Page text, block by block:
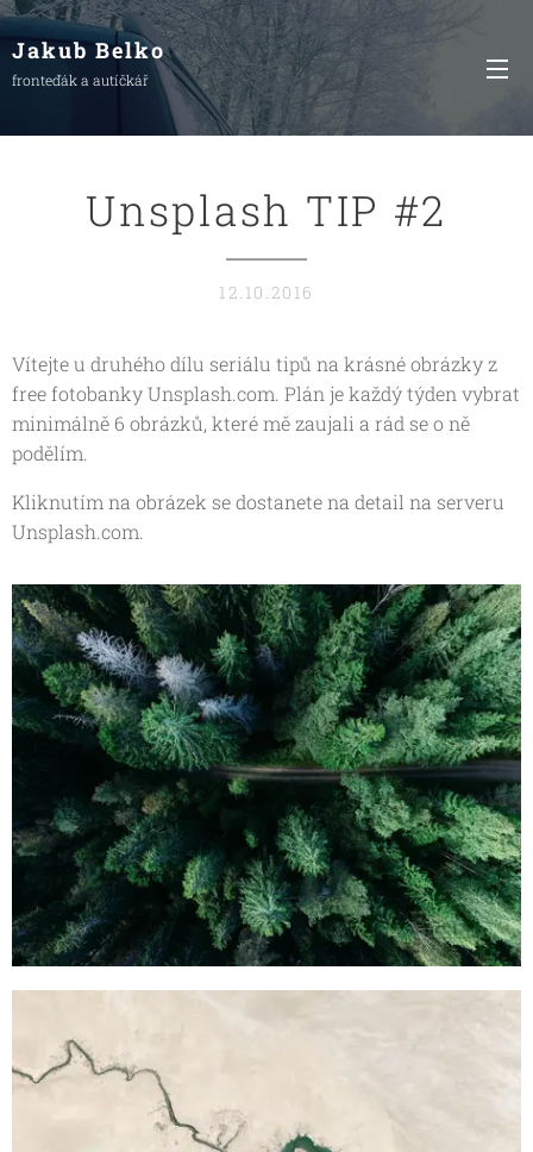
Jakub Belko
fronteďák a autíčkář
Unsplash TIP #2
12.10.2016
Vítejte u druhého dílu seriálu tipů na krásné obrázky z
free fotobanky Unsplash.com. Plán je každý týden vybrat
minimálně 6 obrázků, které mě zaujali a rád se o ně
podělím.
Kliknutím na obrázek se dostanete na detail na serveru
Unsplash.com.